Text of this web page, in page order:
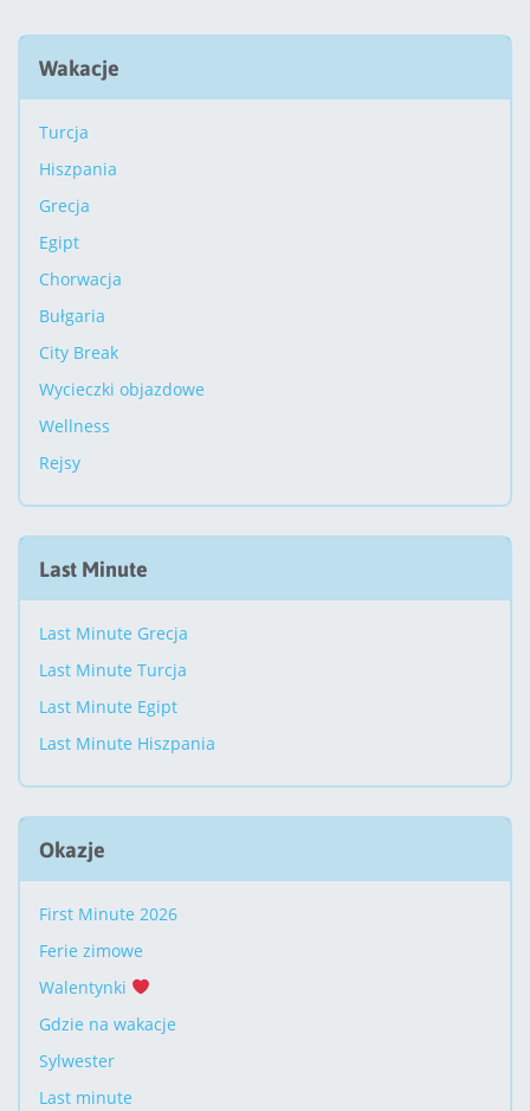
Wakacje
Turcja
Hiszpania
Grecja
Egipt
Chorwacja
Bułgaria
City Break
Wycieczki objazdowe
Wellness
Rejsy
Last Minute
Last Minute Grecja
Last Minute Turcja
Last Minute Egipt
Last Minute Hiszpania
Okazje
First Minute 2026
Ferie zimowe
Walentynki
Gdzie na wakacje
Sylwester
Last minute